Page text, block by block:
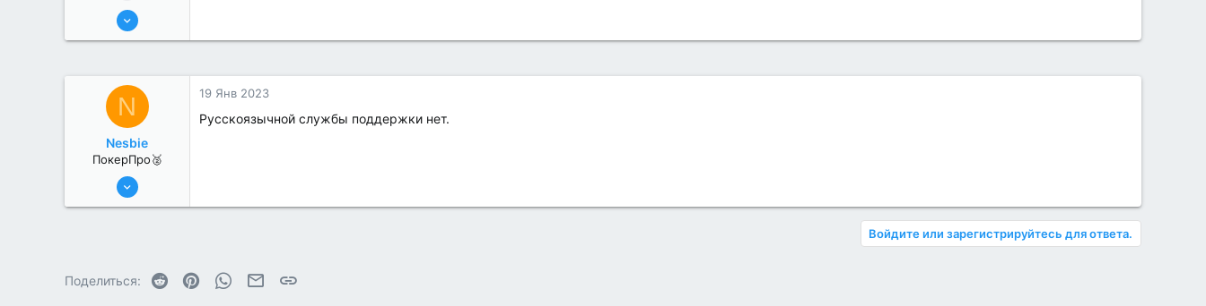
13 Июн 2022
N
Nesbie
ПокерПро🥈
13 Июн 2022
19 Янв 2023
Русскоязычной службы поддержки нет.
Войдите или зарегистрируйтесь для ответа.
Поделиться: Reddit PinterestWhatsAppЭлектронная почта